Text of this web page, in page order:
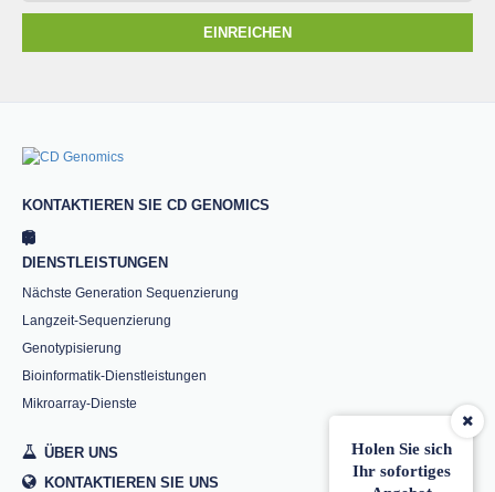
Holen Sie sich
Ihr sofortiges
EINREICHEN
KONTAKTIEREN SIE CD GENOMICS
DIENSTLEISTUNGEN
Nächste Generation Sequenzierung
Langzeit-Sequenzierung
Genotypisierung
Bioinformatik-Dienstleistungen
Mikroarray-Dienste
ÜBER UNS
KONTAKTIEREN SIE UNS